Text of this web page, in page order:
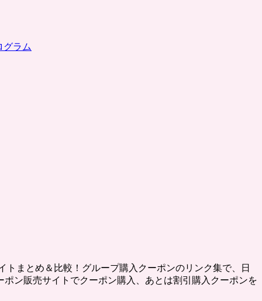
グラム
トまとめ＆比較！グループ購入クーポンのリンク集で、日
ン販売サイトでクーポン購入、あとは割引購入クーポンを